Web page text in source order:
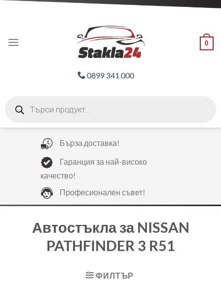
0
0899 341 000
search
Бърза доставка!
Гаранция за най-високо
качество!
Професионален съвет!
Автостъкла за NISSAN
PATHFINDER 3 R51
ФИЛТЪР